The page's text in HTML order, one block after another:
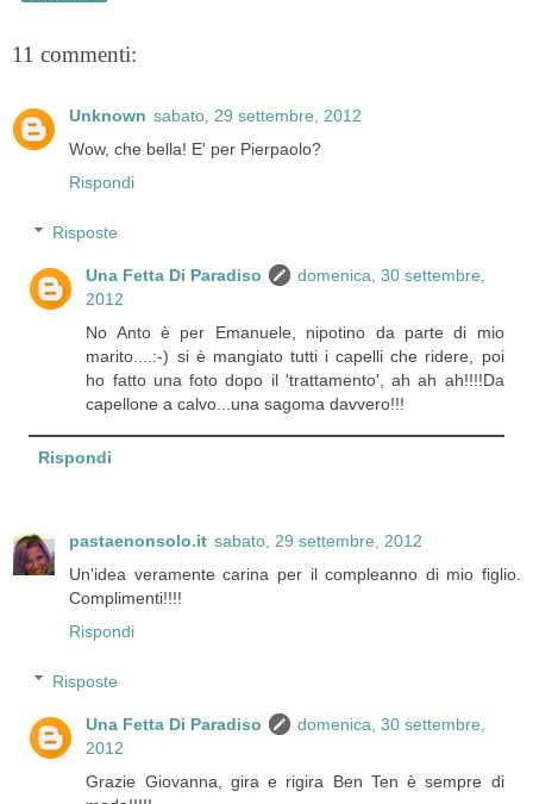
11 commenti:
Unknown sabato, 29 settembre, 2012
Wow, che bella! E' per Pierpaolo?
Rispondi
Risposte
Una Fetta Di Paradiso
domenica, 30 settembre,
2012
No Anto è per Emanuele, nipotino da parte di mio
marito....:-) si è mangiato tutti i capelli che ridere, poi
ho fatto una foto dopo il 'trattamento', ah ah ah!!!!Da
capellone a calvo...una sagoma davvero!!!
Rispondi
pastaenonsolo.it sabato, 29 settembre, 2012
Un'idea veramente carina per il compleanno di mio figlio.
Complimenti!!!!
Rispondi
Risposte
Una Fetta Di Paradiso
domenica, 30 settembre,
2012
Grazie Giovanna, gira e rigira Ben Ten è sempre di